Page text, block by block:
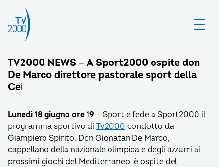
TV2000 NEWS – A Sport2000 ospite don
De Marco direttore pastorale sport della
Cei
Lunedì 18 giugno ore 19 – Sport e fede a Sport2000 il
programma sportivo di Tv2000 condotto da
Giampiero Spirito. Don Gionatan De Marco,
cappellano della nazionale olimpica e degli azzurri ai
prossimi giochi del Mediterraneo, è ospite del